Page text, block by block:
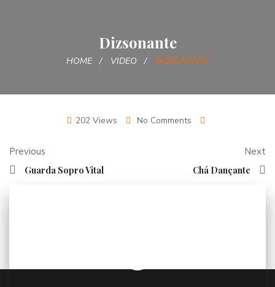
Dizsonante
HOME VIDEO DIZSONANTE
202 Views No Comments
Previous
Guarda Sopro Vital
Next
Chá Dançante